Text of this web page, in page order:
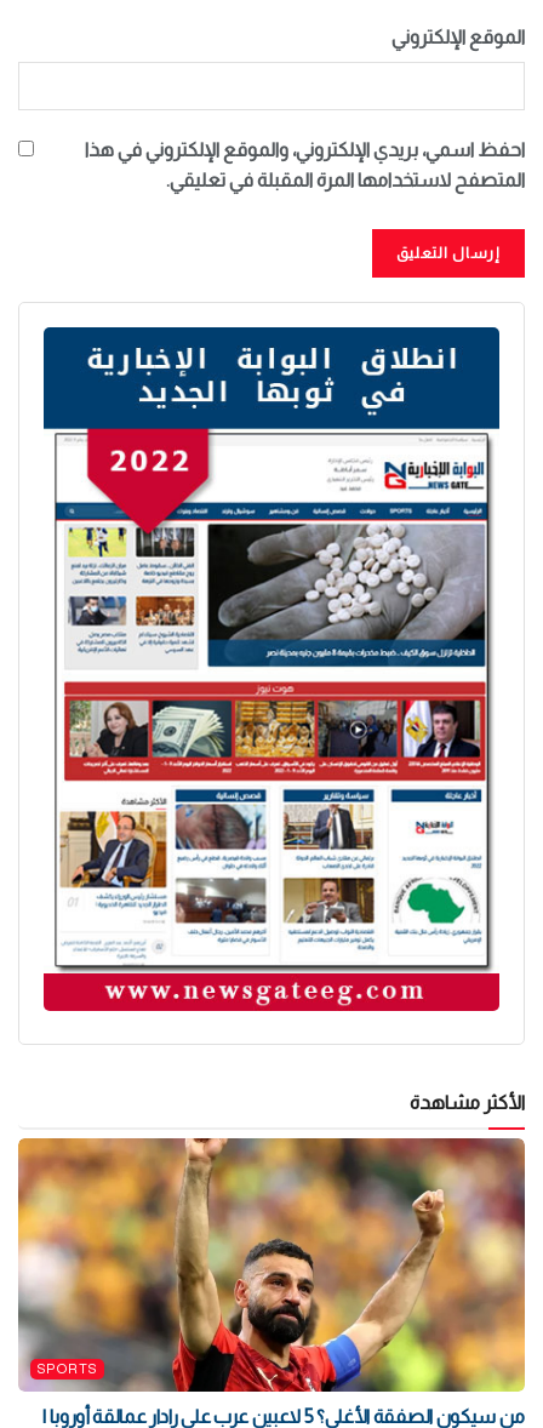
الموقع الإلكتروني
احفظ اسمي، بريدي الإلكتروني، والموقع الإلكتروني في هذا
المتصفح لاستخدامها المرة المقبلة في تعليقي.
الأكثر مشاهدة
SPORTS
من سيكون الصفقة الأغلى؟ 5 لاعبين عرب على رادار عمالقة أوروبا |